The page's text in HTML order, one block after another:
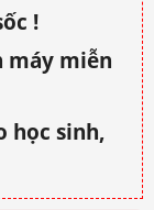
!
máy miễn
học sinh,